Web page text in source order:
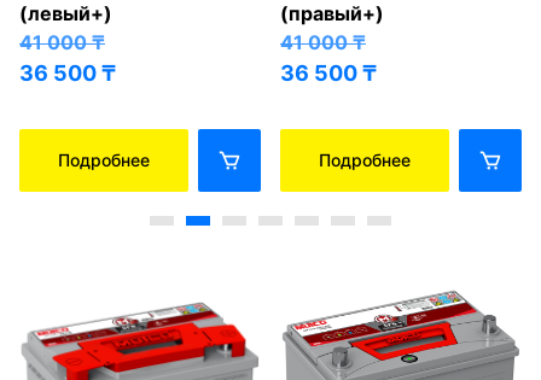
(левый+)
41 000₸
36 500₸
Подробнее
(правый+)
41 000₸
36 500₸
Подробнее